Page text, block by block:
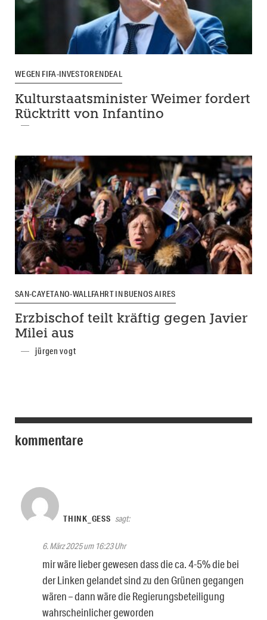
WEGEN FIFA-INVESTORENDEAL
Kulturstaatsminister Weimer fordert
Rücktritt von Infantino
SAN-CAYETANO-WALLFAHRT IN BUENOS AIRES
Erzbischof teilt kräftig gegen Javier
Milei aus
jürgen vogt
kommentare
THINK_GESS sagt:
6. März 2025 um 16:23 Uhr
mir wäre lieber gewesen dass die ca. 4-5% die bei
der Linken gelandet sind zu den Grünen gegangen
wären – dann wäre die Regierungsbeteiligung
wahrscheinlicher geworden